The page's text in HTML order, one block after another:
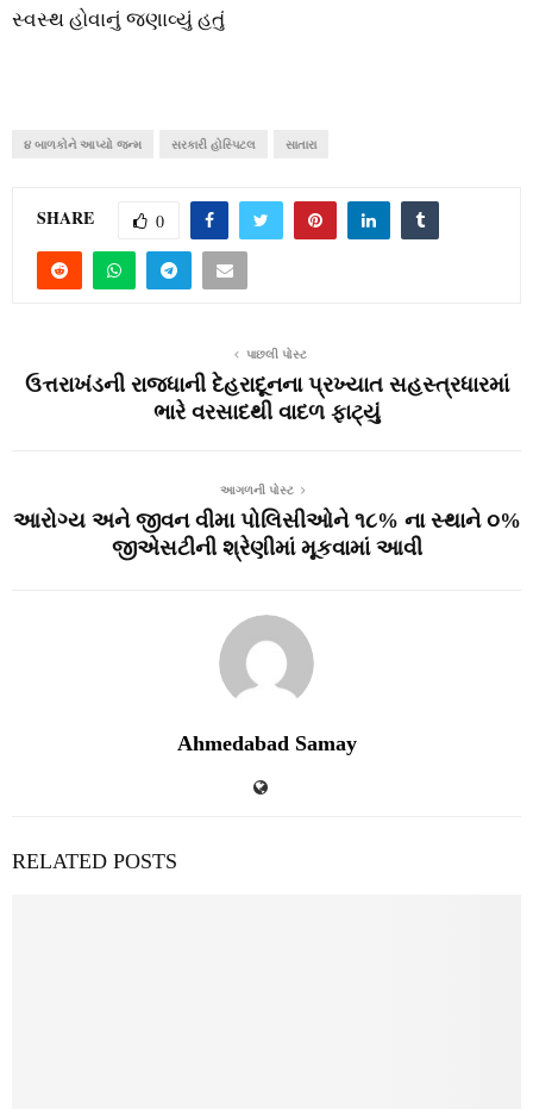
સ્‍વસ્‍થ હોવાનું જણાવ્‍યું હતું
૪ બાળકોને આપ્યો જન્મ સરકારી હોસ્પિટલ સાતારા
SHARE 0
પાછલી પોસ્ટ
ઉત્તરાખંડની રાજધાની દેહરાદૂનના પ્રખ્‍યાત સહસ્ત્રધારમાં
ભારે વરસાદથી વાદળ ફાટ્‍યું
આગળની પોસ્ટ
આરોગ્ય અને જીવન વીમા પોલિસીઓને ૧૮% ના સ્થાને ૦%
જીએસટીની શ્રેણીમાં મૂકવામાં આવી
Ahmedabad Samay
RELATED POSTS